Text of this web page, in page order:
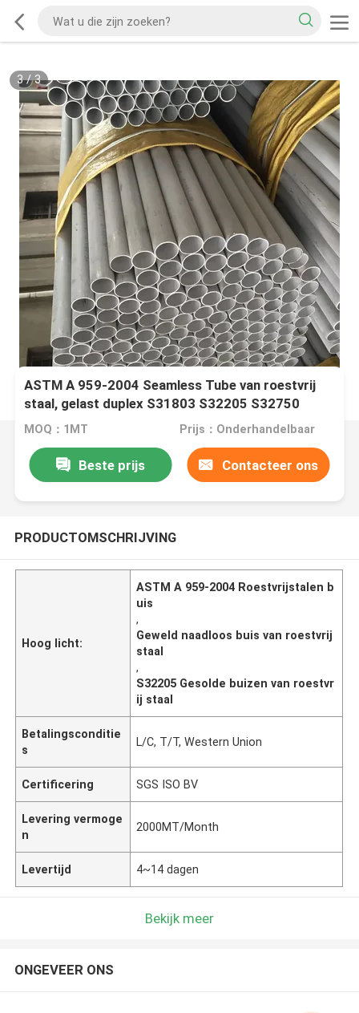
3/3
ASTM A 959-2004 Seamless Tube van roestvrij
staal, gelast duplex S31803 S32205 S32750
S32760
MOQ：1MT Prijs：Onderhandelbaar
Beste prijs Contacteer ons
PRODUCTOMSCHRIJVING
Hoog licht:
ASTM A 959-2004 Roestvrijstalen b
uis
,
Geweld naadloos buis van roestvrij
staal
,
S32205 Gesolde buizen van roestvr
ij staal
Betalingsconditie
s
L/C, T/T, Western Union
Certificering SGS ISO BV
Levering vermoge
n
2000MT/Month
Levertijd 4~14 dagen
Bekijk meer
ONGEVEER ONS